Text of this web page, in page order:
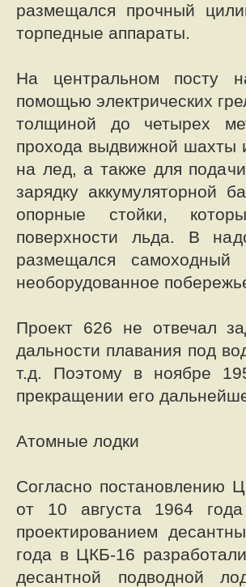
размещался прочный
торпедные аппараты.
На центральном посту
помощью электрических
толщиной до четырех
прохода выдвижной шахты
на лед, а также для
зарядку аккумуляторной
опорные стойки,
поверхности льда. В
размещался самоходный
необорудованное
Проект 626 не отвечал
дальности плавания под
т.д. Поэтому в ноябре
прекращении его
Атомные лодки
Согласно
от 10 августа 1964
проектированием
года в ЦКБ-16
десантной подводной